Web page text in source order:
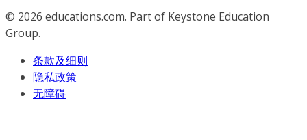
© 2026 educations.com. Part of Keystone Education
Group.
条款及细则
隐私政策
无障碍